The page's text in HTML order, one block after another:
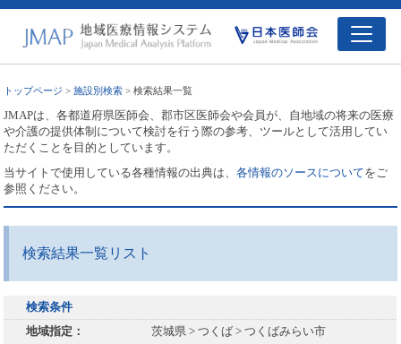
トップページ >施設別検索 > 検索結果一覧
JMAPは、各都道府県医師会、郡市区医師会や会員が、自地域の将来の医療
や介護の提供体制について検討を行う際の参考、ツールとして活用してい
ただくことを目的としています。
当サイトで使用している各種情報の出典は、各情報のソースについてをご
参照ください。
検索結果一覧リスト
検索条件
地域指定：
茨城県 > つくば > つくばみらい市